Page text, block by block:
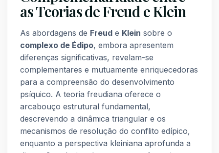
as Teorias de Freud e Klein
As abordagens de Freud e Klein sobre o
complexo de Édipo, embora apresentem
diferenças significativas, revelam-se
complementares e mutuamente enriquecedoras
para a compreensão do desenvolvimento
psíquico. A teoria freudiana oferece o
arcabouço estrutural fundamental,
descrevendo a dinâmica triangular e os
mecanismos de resolução do conflito edípico,
enquanto a perspectiva kleiniana aprofunda a